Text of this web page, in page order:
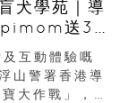
犬學苑｜導
送3
互動體驗嘅
山警署香港導
大作戰」，家